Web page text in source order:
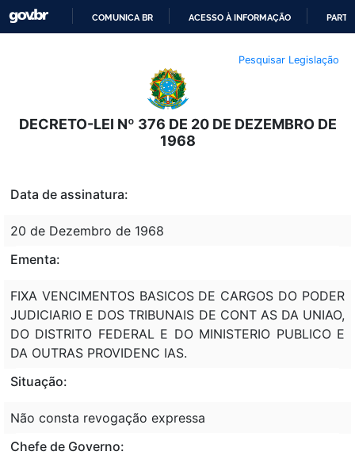
O
CONTEÚDO
COMUNICA BR ACESSO À INFORMAÇÃO
Pesquisar Legislação
DECRETO-LEI Nº 376 DE 20 DE DEZEMBRO DE
1968
Data de assinatura:
20 de Dezembro de 1968
Ementa:
FIXA VENCIMENTOS BASICOS DE CARGOS DO PODER
JUDICIARIO E DOS TRIBUNAIS DE CONT AS DA UNIAO,
DO DISTRITO FEDERAL E DO MINISTERIO PUBLICO E
DA OUTRAS PROVIDENC IAS.
Situação:
Não consta revogação expressa
Chefe de Governo: